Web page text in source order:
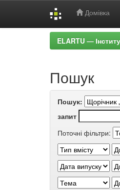
Домівка
ELARTU —
Пошук
Пошук:
запит
Поточні фільтри: